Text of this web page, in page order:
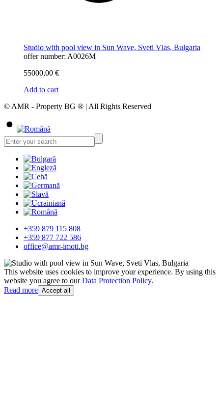
Studio with pool view in Sun Wave, Sveti Vlas, Bulgaria
offer number: A0026M
55000,00 €
Add to cart
© AMR - Property BG ® | All Rights Reserved
+359 879 115 808
+359 877 722 586
office@amr-imoti.bg
This website uses cookies to improve your experience. By using this
website you agree to ourData Protection Policy.
Read more Accept all